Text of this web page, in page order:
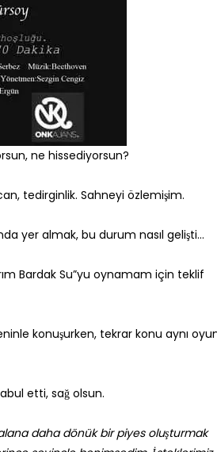
ne hissediyorsun?
tedirginlik. Sahneyi özlemişim.
yer almak, bu durum nasıl gelişti…
Bardak Su”yu oynamam için teklif
konuşurken, tekrar konu aynı
etti, sağ olsun.
daha dönük bir piyes oluşturmak